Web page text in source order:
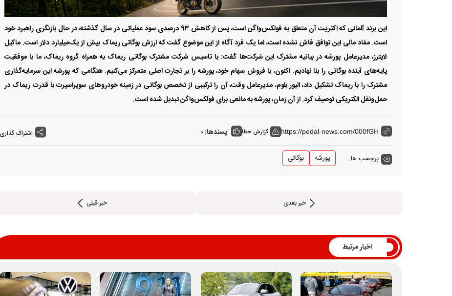
این برند آلمانی که اکثریت آن متعلق به فولکس‌واگن است، پس از کاهش ۹۳ درصدی سود عملیاتی در سال گذشته، در حال بازنگری راهبرد خود
است. مفاد مالی این توافق فاش نشده است، اما یک فرد آگاه از این موضوع گفت که ارزش بوگاتی ریماک بیش از یک‌میلیارد دلار است. ماکیل
لایترز، مدیرعامل پورشه در بیانیه مشترک این شرکت‌ها گفت: با تاسیس شرکت مشترک بوگاتی ریماک به همراه گروه ریماک، ما با موفقیت
پایه‌های آینده بوگاتی را بنا نهادیم. اکنون، با فروش سهام خود، پورشه را بر تجارت اصلی متمرکز می‌کنیم. هنگامی که پورشه این سرمایه‌گذاری
مشترک را با ریماک تشکیل داد، الیور بلوم، مدیرعامل وقت، آن را ترکیبی از تخصص بوگاتی در زمینه خودرو‌های سوپراسپرت با قدرت ریماک در
حمل‌ونقل الکتریکی توصیف کرد. از آن زمان، پورشه به مانعی برای فولکس‌واگن تبدیل شده است.
https://pedal-news.com/000fGH گزارش خطا پسندها: 0 اشتراک گذاری
برچسب ها: پورشه بوگاتی
خبر بعدی خبر قبلی
اخبار مرتبط